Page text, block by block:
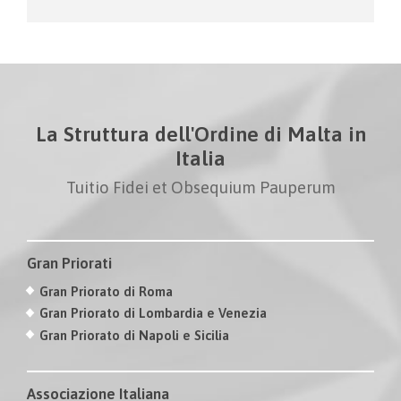
La Struttura dell'Ordine di Malta in
Italia
Tuitio Fidei et Obsequium Pauperum
Gran Priorati
Gran Priorato di Roma
Gran Priorato di Lombardia e Venezia
Gran Priorato di Napoli e Sicilia
Associazione Italiana